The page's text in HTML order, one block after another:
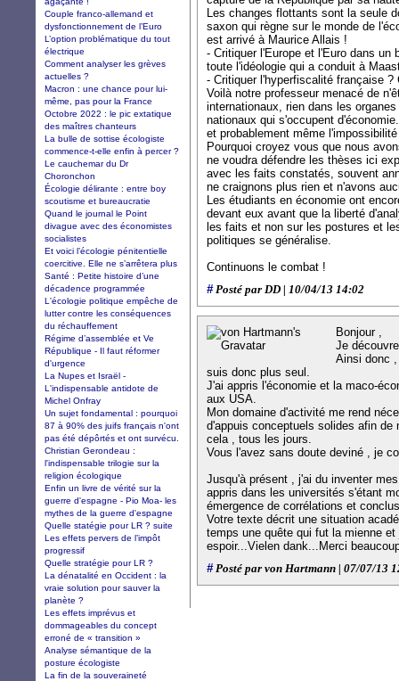
Les changes flottants sont la seule
saxon qui règne sur le monde de
est arrivé à Maurice Allais !
- Critiquer l'Europe et l'Euro dans un
toute l'idéologie qui a conduit à
- Critiquer l'hyperfiscalité française
Voilà notre professeur menacé de
internationaux, rien dans les
nationaux qui s'occupent
et probablement même
Pourquoi croyez vous que nous
ne voudra défendre les thèses ici
avec les faits constatés, souvent
ne craignons plus rien et n'avons
Les étudiants en économie ont
devant eux avant que la liberté
les faits et non sur les postures et
politiques se généralise.
Continuons le combat !
#Posté par DD | 10/04/13 14:02
Bonjour ,
Je
Ainsi donc
suis donc plus seul.
J'ai appris l'économie et la maco-
aux USA.
Mon domaine d'activité me rend
d'appuis conceptuels solides afin
cela , tous les jours.
Vous l'avez sans doute deviné , je
Jusqu'à présent , j'ai du inventer
appris dans les universités s'étant
émergence de corrélations et
Votre texte décrit une situation
temps une quête qui fut la mienne
espoir...Vielen dank...Merci
#Posté par von Hartmann | 07/07/13
Couple franco-allemand et
dysfonctionnement de l’Euro
L’option problématique du tout
électrique
Comment analyser les grèves
actuelles ?
Macron : une chance pour lui-
même, pas pour la France
Octobre 2022 : le pic extatique
des maîtres chanteurs
La bulle de sottise écologiste
commence-t-elle enfin à percer ?
Le cauchemar du Dr
Choronchon
Écologie délirante : entre boy
scoutisme et bureaucratie
Quand le journal le Point
divague avec des économistes
socialistes
Et voici l’écologie pénitentielle
coercitive. Elle ne s’arrêtera plus
Santé : Petite histoire d’une
décadence programmée
L'écologie politique empêche de
lutter contre les conséquences
du réchauffement
Régime d’assemblée et Ve
République - Il faut réformer
d'urgence
La Nupes et Israël -
L'indispensable antidote de
Michel Onfray
Un sujet fondamental : pourquoi
87 à 90% des juifs français n'ont
pas été dépôrtés et ont survécu.
Christian Gerondeau :
l'indispensable trilogie sur la
religion écologique
Enfin un livre de vérité sur la
guerre d'espagne - Pio Moa- les
mythes de la guerre d'espagne
Quelle statégie pour LR ? suite
Les effets pervers de l’impôt
progressif
Quelle stratégie pour LR ?
La dénatalité en Occident : la
vraie solution pour sauver la
planète ?
Les effets imprévus et
dommageables du concept
erroné de « transition »
Analyse sémantique de la
posture écologiste
La fin de la souveraineté